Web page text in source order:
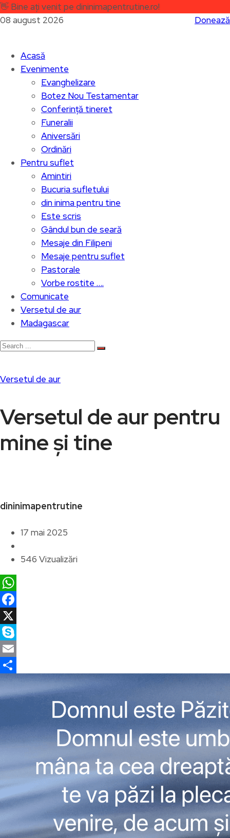
👋 Bine ați venit pe dininimapentrutine.ro!
08 august 2026
Donează
Acasă
Evenimente
Evanghelizare
Botez Nou Testamentar
Conferință tineret
Funeralii
Aniversări
Ordinări
Pentru suflet
Amintiri
Bucuria sufletului
din inima pentru tine
Este scris
Gândul bun de seară
Mesaje din Filipeni
Mesaje pentru suflet
Pastorale
Vorbe rostite ….
Comunicate
Versetul de aur
Madagascar
Versetul de aur
Versetul de aur pentru
mine și tine
dininimapentrutine
17 mai 2025
546 Vizualizări
WhatsApp
Facebook
X
Skype
Email
Partajează